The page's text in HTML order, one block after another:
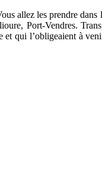
allez les prendre
Port‑Vendres.
et qui l’obligeaient à